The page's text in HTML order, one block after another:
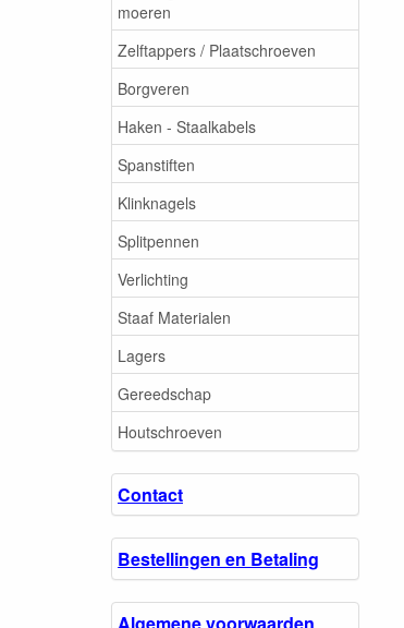
moeren
Zelftappers / Plaatschroeven
Borgveren
Haken - Staalkabels
Spanstiften
Klinknagels
Splitpennen
Verlichting
Staaf Materialen
Lagers
Gereedschap
Houtschroeven
Contact
Bestellingen en Betaling
Algemene voorwaarden